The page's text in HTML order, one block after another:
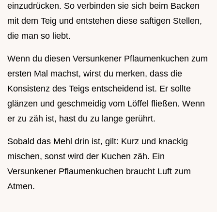
einzudrücken. So verbinden sie sich beim Backen
mit dem Teig und entstehen diese saftigen Stellen,
die man so liebt.
Wenn du diesen Versunkener Pflaumenkuchen zum
ersten Mal machst, wirst du merken, dass die
Konsistenz des Teigs entscheidend ist. Er sollte
glänzen und geschmeidig vom Löffel fließen. Wenn
er zu zäh ist, hast du zu lange gerührt.
Sobald das Mehl drin ist, gilt: Kurz und knackig
mischen, sonst wird der Kuchen zäh. Ein
Versunkener Pflaumenkuchen braucht Luft zum
Atmen.